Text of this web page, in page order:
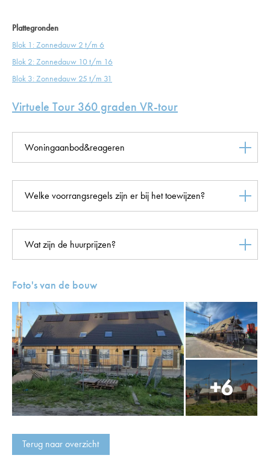
Plattegronden
Blok 1: Zonnedauw 2 t/m 6
Blok 2: Zonnedauw 10 t/m 16
Blok 3: Zonnedauw 25 t/m 31
Virtuele Tour 360 graden VR-tour
Woningaanbod&reageren
Welke voorrangsregels zijn er bij het toewijzen?
Wat zijn de huurprijzen?
Foto's van de bouw
Terug naar overzicht